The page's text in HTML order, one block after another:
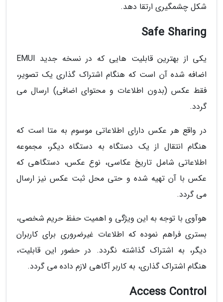
شکل چشمگیری ارتقا دهد.
Safe Sharing
یکی از بهترین قابلیت هایی که در نسخه جدید EMUI
اضافه شده آن است که هنگام اشتراک گذاری یک تصویر،
فقط عکس (بدون اطلاعات و محتوای اضافی) ارسال می
گردد.
در واقع هر عکس دارای اطلاعاتی موسوم به متا است که
هنگام انتقال از یک دستگاه به دستگاه دیگر، مجموعه
اطلاعاتی شامل تاریخ عکاسی، نوع عکس، دستگاهی که
عکس با آن تهیه شده و حتی محل ثبت عکس نیز ارسال
می گردد.
هوآوی با توجه به این ویژگی و اهمیت حفظ حریم شخصی،
بستری فراهم نموده که اطلاعات غیرضروری برای کاربران
دیگر، به اشتراک گذاشته نگردد. در حضور این قابلیت،
هنگام اشتراک گذاری، به کاربر آگاهی لازم داده می گردد.
Access Control